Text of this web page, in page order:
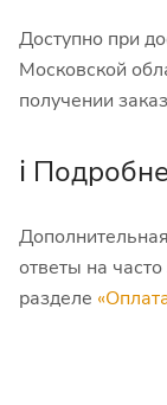
Доступно при
Московской
получении
ℹ️
ответы на
разделе